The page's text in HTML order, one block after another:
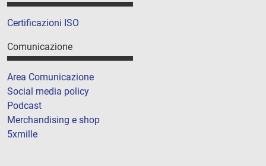
Certificazioni ISO
Comunicazione
Area Comunicazione
Social media policy
Podcast
Merchandising e shop
5xmille